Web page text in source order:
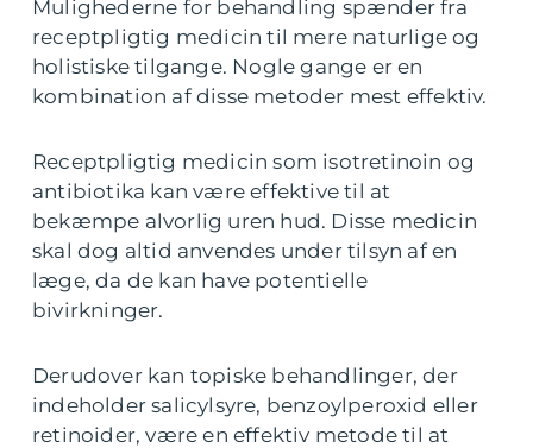
Mulighederne for behandling spænder fra
receptpligtig medicin til mere naturlige og
holistiske tilgange. Nogle gange er en
kombination af disse metoder mest effektiv.
Receptpligtig medicin som isotretinoin og
antibiotika kan være effektive til at
bekæmpe alvorlig uren hud. Disse medicin
skal dog altid anvendes under tilsyn af en
læge, da de kan have potentielle
bivirkninger.
Derudover kan topiske behandlinger, der
indeholder salicylsyre, benzoylperoxid eller
retinoider, være en effektiv metode til at